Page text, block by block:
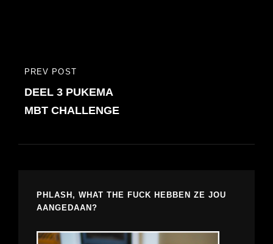
Bericht
navigatie
PREVIOUS
POST
PREV POST
DEEL 3 PUKEMA
MBT CHALLENGE
PHLASH, WHAT THE FUCK HEBBEN ZE JOU
AANGEDAAN?